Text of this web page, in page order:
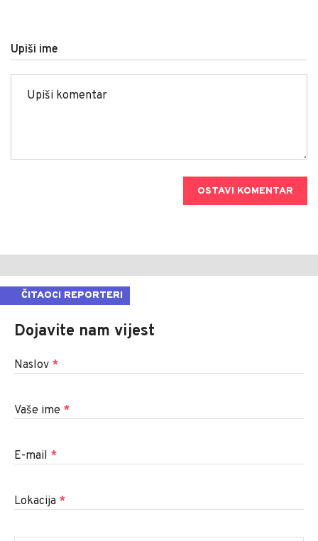
Upiši ime
OSTAVI KOMENTAR
ČITAOCI REPORTERI
Dojavite nam vijest
Naslov *
Vaše ime *
E-mail *
Lokacija *